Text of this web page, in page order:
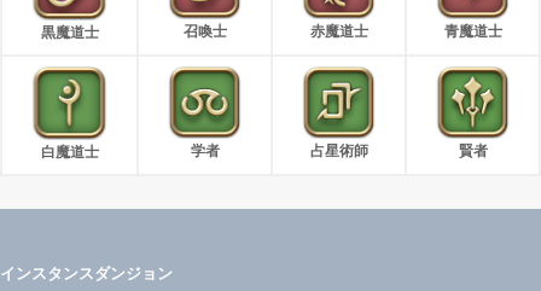
黒魔道士 召喚士 赤魔道士 青魔道士
白魔道士 学者 占星術師 賢者
インスタンスダンジョン